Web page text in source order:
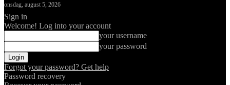
onsdag, august 5, 2026
Sign in
Welcome! Log into your account
your username
your password
Forgot your password? Get help
Password recovery